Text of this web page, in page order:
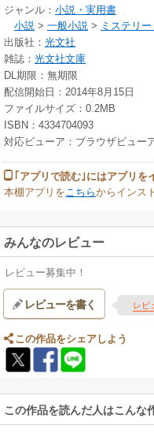
ジャンル： 小説・実用書
小説 > 一般小説 > ミステリ
出版社： 光文社
雑誌： 光文社文庫
DL期限：無期限
配信開始日：2014年8月15日
ファイルサイズ：0.2MB
ISBN：4334704093
対応ビューア：ブラウザビュー
｢アプリで読む｣にはアプリを
本棚アプリを こちらからインス
みんなのレビュー
レビュー募集中！
レビューを書く レビ
この作品をシェアしよう
この作品を読んだ人はこんな